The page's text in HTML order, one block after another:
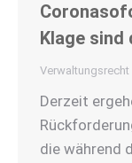
Klage
Verwaltungsrecht
Derzeit
die während